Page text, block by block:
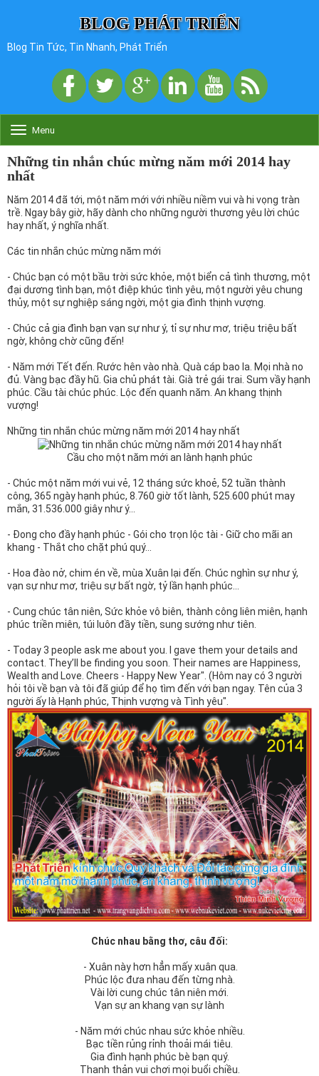
BLOG PHÁT TRIỂN
Blog Tin Tức, Tin Nhanh, Phát Triển
o
g
g
e
n
i
a
i
o
n
Menu
Những tin nhắn chúc mừng năm mới 2014 hay
nhất
Năm 2014 đã tới, một năm mới với nhiều niềm vui và hi vọng tràn
trề. Ngay bây giờ, hãy dành cho những người thương yêu lời chúc
hay nhất, ý nghĩa nhất.
Các tin nhắn chúc mừng năm mới
- Chúc bạn có một bầu trời sức khỏe, một biển cả tình thương, một
đại dương tình bạn, một điệp khúc tình yêu, một người yêu chung
thủy, một sự nghiệp sáng ngời, một gia đình thịnh vượng.
- Chúc cả gia đình bạn vạn sự như ý, tỉ sự như mơ, triệu triệu bất
ngờ, không chờ cũng đến!
- Năm mới Tết đến. Rước hên vào nhà. Quà cáp bao la. Mọi nhà no
đủ. Vàng bạc đầy hũ. Gia chủ phát tài. Già trẻ gái trai. Sum vầy hạnh
phúc. Cầu tài chúc phúc. Lộc đến quanh năm. An khang thịnh
vượng!
Những tin nhắn chúc mừng năm mới 2014 hay nhất
Cầu cho một năm mới an lành hạnh phúc
- Chúc một năm mới vui vẻ, 12 tháng sức khoẻ, 52 tuần thành
công, 365 ngày hạnh phúc, 8.760 giờ tốt lành, 525.600 phút may
mắn, 31.536.000 giây như ý...
- Đong cho đầy hạnh phúc - Gói cho trọn lộc tài - Giữ cho mãi an
khang - Thắt cho chặt phú quý...
- Hoa đào nở, chim én về, mùa Xuân lại đến. Chúc nghìn sự như ý,
vạn sự như mơ, triệu sự bất ngờ, tỷ lần hạnh phúc...
- Cung chúc tân niên, Sức khỏe vô biên, thành công liên miên, hạnh
phúc triền miên, túi luôn đầy tiền, sung sướng như tiên.
- Today 3 people ask me about you. I gave them your details and
contact. They’ll be finding you soon. Their names are Happiness,
Wealth and Love. Cheers - Happy New Year". (Hôm nay có 3 người
hỏi tôi về bạn và tôi đã giúp để họ tìm đến với bạn ngay. Tên của 3
người ấy là Hạnh phúc, Thịnh vượng và Tình yêu".
Chúc nhau bằng thơ, câu đối:
- Xuân này hơn hẳn mấy xuân qua.
Phúc lộc đưa nhau đến từng nhà.
Vài lời cung chúc tân niên mới.
Vạn sự an khang vạn sự lành
- Năm mới chúc nhau sức khỏe nhiều.
Bạc tiền rủng rỉnh thoải mái tiêu.
Gia đình hạnh phúc bè bạn quý.
Thanh thản vui chơi mọi buổi chiều.